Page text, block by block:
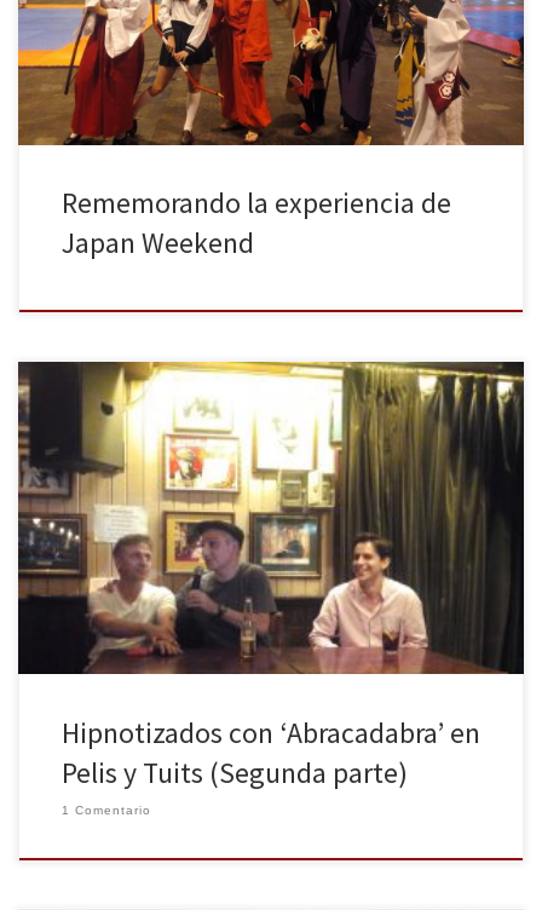
asistencia fue tan masiva que incluso se llegó a batir el récord de
visitantes el […]
Rememorando la experiencia de
Japan Weekend
Continuamos con la entrevista realizada a Pablo Berger y José
Mota sobre la película Abracadabra en el XV encuentro del Pelis y
Tuits (podéis leer la primera parte aquí), película que ya podéis
ver en los cines desde el 4 de agosto. “Pablo, quería preguntarte
sobre las posibles influencias cinematográficas que tiene la
película. ¿Hay algún director, o el universo de […]
Hipnotizados con ‘Abracadabra’ en
Pelis y Tuits (Segunda parte)
1 Comentario